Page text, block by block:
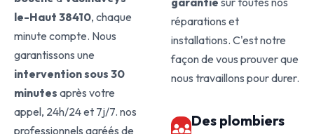
le-Haut 38410, chaque
minute compte. Nous
garantissons une
intervention sous 30
minutes après votre
appel, 24h/24 et 7j/7. nos
professionnels agréés de
réparations et
installations. C'est notre
façon de vous prouver que
nous travaillons pour durer.
Des plombiers